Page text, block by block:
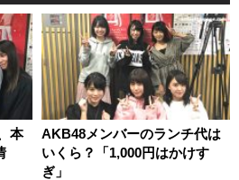
本
AKB48メンバーのランチ代は
いくら？「1,000円はかけす
ぎ」